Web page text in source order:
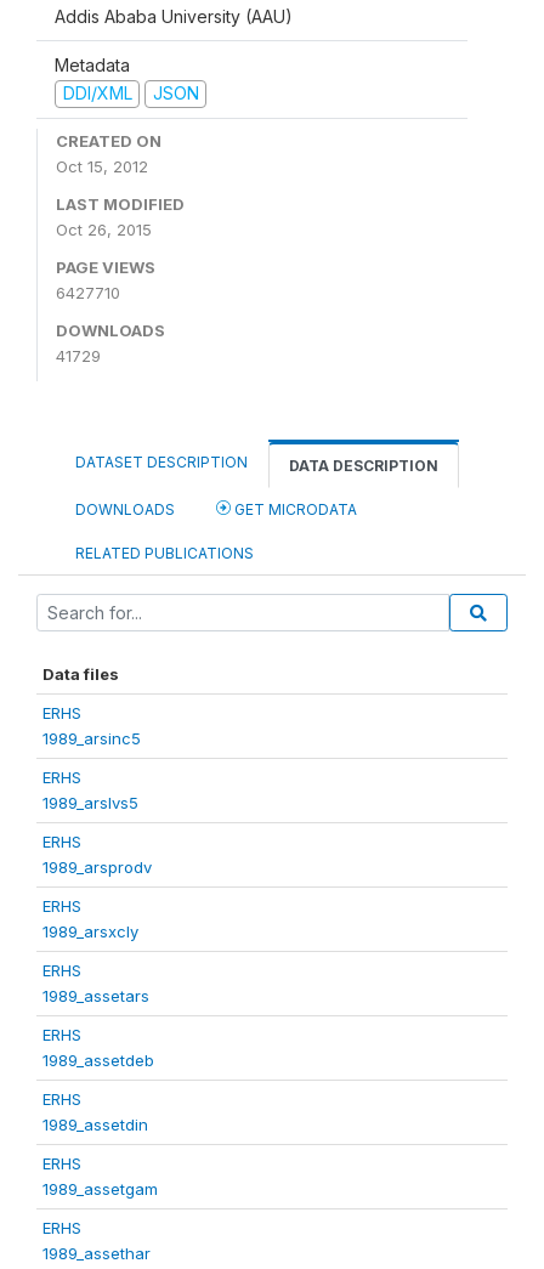
Addis Ababa University (AAU)
Metadata
DDI/XML
JSON
CREATED ON
Oct 15, 2012
LAST MODIFIED
Oct 26, 2015
PAGE VIEWS
6427710
DOWNLOADS
41729
DATASET DESCRIPTION DATA DESCRIPTION
DOWNLOADS GET MICRODATA
RELATED PUBLICATIONS
Data files
ERHS
1989_arsinc5
ERHS
1989_arslvs5
ERHS
1989_arsprodv
ERHS
1989_arsxcly
ERHS
1989_assetars
ERHS
1989_assetdeb
ERHS
1989_assetdin
ERHS
1989_assetgam
ERHS
1989_assethar